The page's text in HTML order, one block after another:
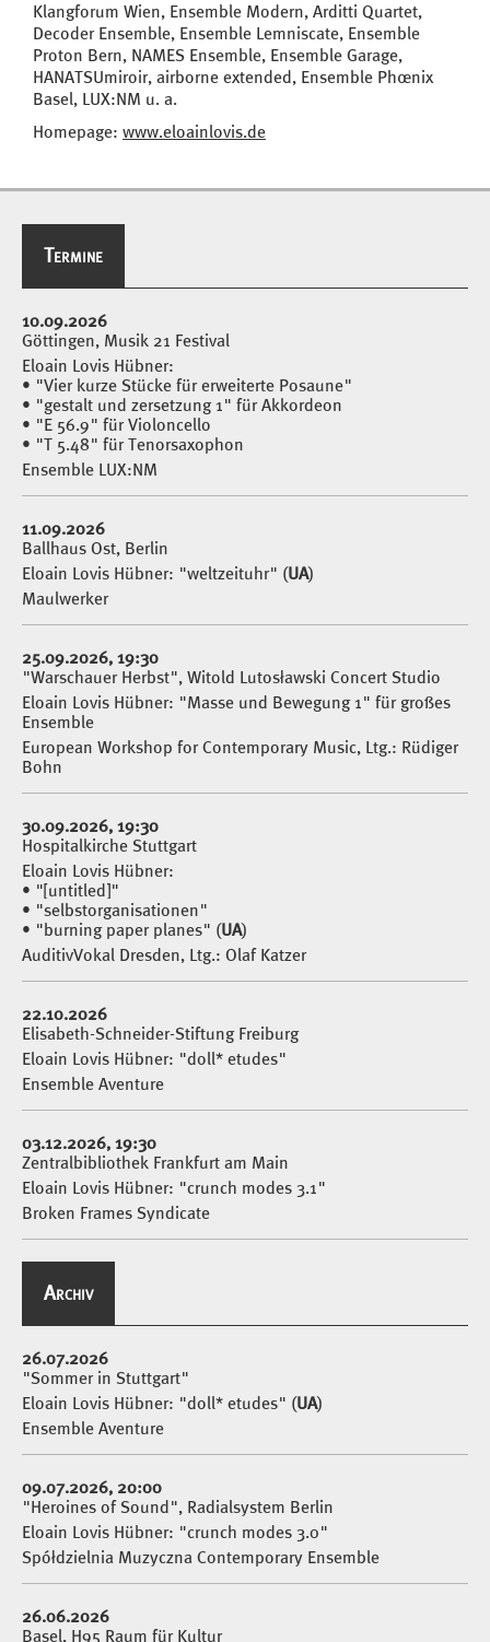
Klangforum Wien, Ensemble Modern, Arditti Quartet,
Decoder Ensemble, Ensemble Lemniscate, Ensemble
Proton Bern, NAMES Ensemble, Ensemble Garage,
HANATSUmiroir, airborne extended, Ensemble Phœnix
Basel, LUX:NM u. a.
Homepage: www.eloainlovis.de
TermineTermine
10.09.2026
Göttingen, Musik 21 Festival
Eloain Lovis Hübner:
• "Vier kurze Stücke für erweiterte Posaune"
• "gestalt und zersetzung 1" für Akkordeon
• "E 56.9" für Violoncello
• "T 5.48" für Tenorsaxophon
Ensemble LUX:NM
11.09.2026
Ballhaus Ost, Berlin
Eloain Lovis Hübner: "weltzeituhr" (UA)
Maulwerker
25.09.2026, 19:30
"Warschauer Herbst", Witold Lutosławski Concert Studio
Eloain Lovis Hübner: "Masse und Bewegung 1" für großes
Ensemble
European Workshop for Contemporary Music, Ltg.: Rüdiger
Bohn
30.09.2026, 19:30
Hospitalkirche Stuttgart
Eloain Lovis Hübner:
• "[untitled]"
• "selbstorganisationen"
• "burning paper planes" (UA)
AuditivVokal Dresden, Ltg.: Olaf Katzer
22.10.2026
Elisabeth-Schneider-Stiftung Freiburg
Eloain Lovis Hübner: "doll* etudes"
Ensemble Aventure
03.12.2026, 19:30
Zentralbibliothek Frankfurt am Main
Eloain Lovis Hübner: "crunch modes 3.1"
Broken Frames Syndicate
Archiv
26.07.2026
"Sommer in Stuttgart"
Eloain Lovis Hübner: "doll* etudes" (UA)
Ensemble Aventure
09.07.2026, 20:00
"Heroines of Sound", Radialsystem Berlin
Eloain Lovis Hübner: "crunch modes 3.0"
Spółdzielnia Muzyczna Contemporary Ensemble
26.06.2026
Basel, H95 Raum für Kultur